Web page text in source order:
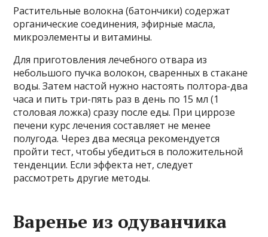
Растительные волокна (батончики) содержат
органические соединения, эфирные масла,
микроэлементы и витамины.
Для приготовления лечебного отвара из
небольшого пучка волокон, сваренных в стакане
воды. Затем настой нужно настоять полтора-два
часа и пить три-пять раз в день по 15 мл (1
столовая ложка) сразу после еды. При циррозе
печени курс лечения составляет не менее
полугода. Через два месяца рекомендуется
пройти тест, чтобы убедиться в положительной
тенденции. Если эффекта нет, следует
рассмотреть другие методы.
Варенье из одуванчика